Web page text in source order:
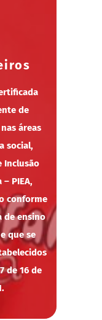
de
áreas
social,
Inclusão
PIEA,
conforme
de ensino
que se
de 16 de